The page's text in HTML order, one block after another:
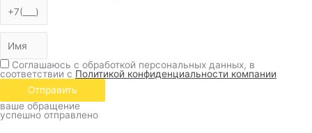
Соглашаюсь с обработкой персональных данных, в
соответствии с Политикой конфиденциальности компании
Отправить
ваше обращение
успешно отправлено